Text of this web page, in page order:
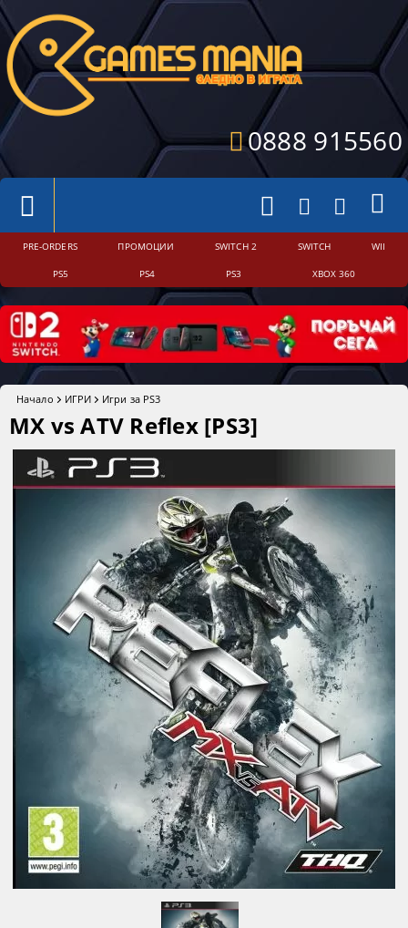
0888 915560
PRE-ORDERS ПРОМОЦИИ SWITCH 2 SWITCH WII
PS5 PS4 PS3 XBOX 360
Начало ИГРИ Игри за PS3
MX vs ATV Reflex [PS3]